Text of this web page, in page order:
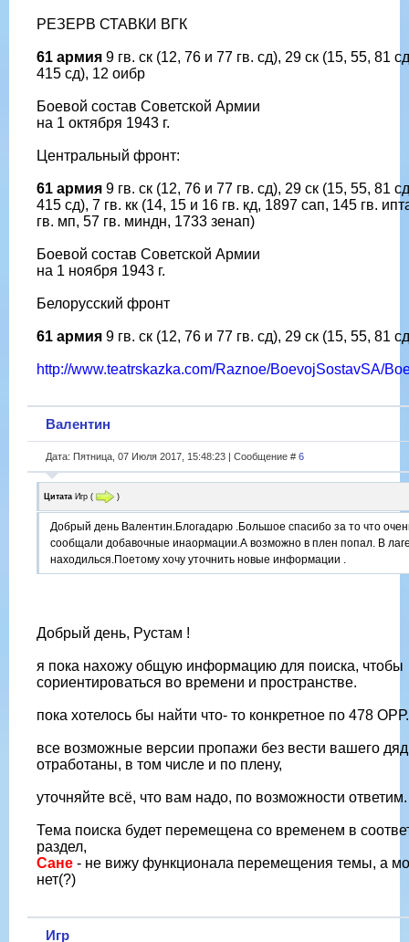
РЕЗЕРВ СТАВКИ ВГК
61 армия 9 гв. ск (12, 76 и 77 гв. сд), 29 ск (15, 55, 81
415 сд), 12 оибр
Боевой состав Советской Армии
на 1 октября 1943 г.
Центральный фронт:
61 армия 9 гв. ск (12, 76 и 77 гв. сд), 29 ск (15, 55, 81
415 сд), 7 гв. кк (14, 15 и 16 гв. кд, 1897 сап, 145 гв.
гв. мп, 57 гв. миндн, 1733 зенап)
Боевой состав Советской Армии
на 1 ноября 1943 г.
Белорусский фронт
61 армия 9 гв. ск (12, 76 и 77 гв. сд), 29 ск (15, 55, 81
http://www.teatrskazka.com/Raznoe/BoevojSostavSA/
Валентин
Дата: Пятница, 07 Июля 2017, 15:48:23 | Сообщение # 6
Цитата Игр ( )
Добрый день Валентин.Блогадарю .Большое спасибо за то что
сообщали добавочные инаормации.А возможно в плен попал. В
находилься.Поетому хочу уточнить новые информации .
Добрый день, Рустам !
я пока нахожу общую информацию для поиска, чтобы
сориентироваться во времени и пространстве.
пока хотелось бы найти что- то конкретное по 478
все возможные версии пропажи без вести вашего
отработаны, в том числе и по плену,
уточняйте всё, что вам надо, по возможности ответим.
Тема поиска будет перемещена со временем в
раздел,
Сане - не вижу функционала перемещения темы, а
нет(?)
Игр